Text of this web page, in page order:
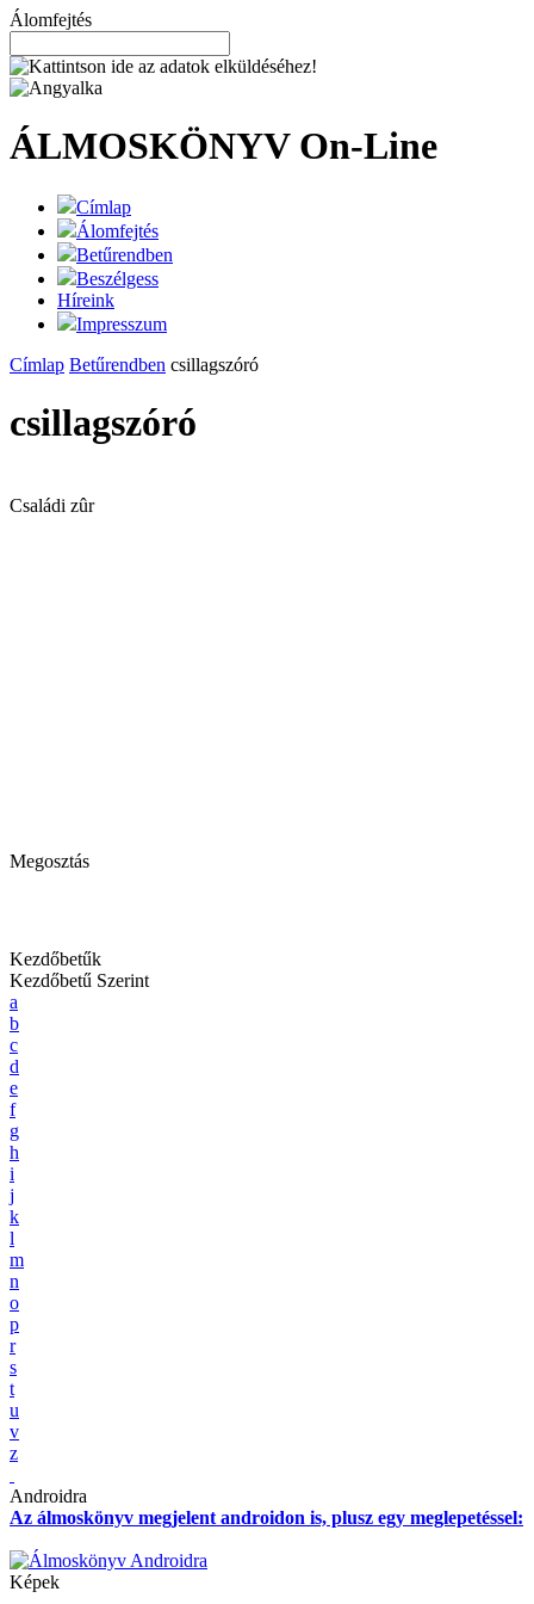
Álomfejtés
ÁLMOSKÖNYV On-Line
Címlap
Álomfejtés
Betűrendben
Beszélgess
Híreink
Impresszum
Címlap Betűrendben csillagszóró
csillagszóró
Családi zûr
Megosztás
Kezdőbetűk
Kezdőbetű Szerint
a
b
c
d
e
f
g
h
i
j
k
l
m
n
o
p
r
s
t
u
v
z
Androidra
Az álmoskönyv megjelent androidon is, plusz egy meglepetéssel:
Képek